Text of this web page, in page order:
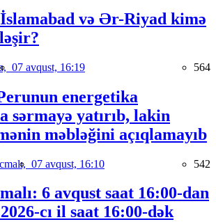
və Ər-Riyad kimə
07 avqust, 16:19 564
energetika
sərmayə yatırıb, lakin
məbləğini açıqlamayıb
07 avqust, 16:10 542
6 avqust saat 16:00-dan
cı il saat 16:00-dək